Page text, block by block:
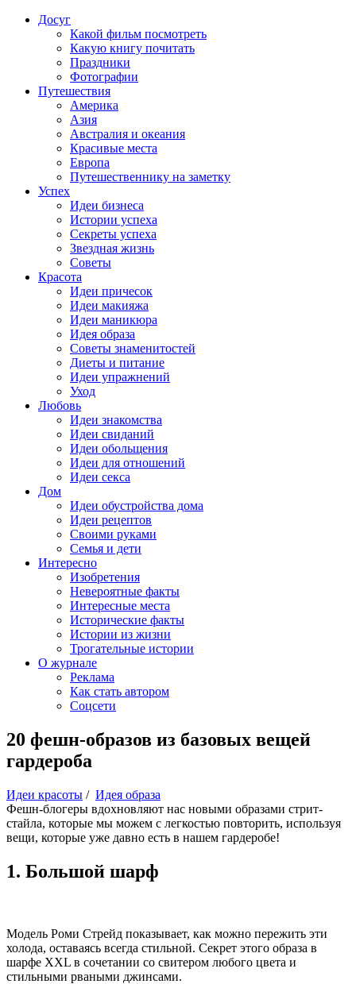
Досуг
Какой фильм посмотреть
Какую книгу почитать
Праздники
Фотографии
Путешествия
Америка
Азия
Австралия и океания
Красивые места
Европа
Путешественнику на заметку
Успех
Идеи бизнеса
Истории успеха
Секреты успеха
Звездная жизнь
Советы
Красота
Идеи причесок
Идеи макияжа
Идеи маникюра
Идея образа
Советы знаменитостей
Диеты и питание
Идеи упражнений
Уход
Любовь
Идеи знакомства
Идеи свиданий
Идеи обольщения
Идеи для отношений
Идеи секса
Дом
Идеи обустройства дома
Идеи рецептов
Своими руками
Семья и дети
Интересно
Изобретения
Невероятные факты
Интересные места
Исторические факты
Истории из жизни
Трогательные истории
О журнале
Реклама
Как стать автором
Соцсети
20 фешн-образов из базовых вещей
гардероба
Идеи красоты / Идея образа
Фешн-блогеры вдохновляют нас новыми образами стрит-
стайла, которые мы можем с легкостью повторить, используя
вещи, которые уже давно есть в нашем гардеробе!
1. Большой шарф
Модель Роми Стрейд показывает, как можно пережить эти
холода, оставаясь всегда стильной. Секрет этого образа в
шарфе XXL в сочетании со свитером любого цвета и
стильными рваными джинсами.